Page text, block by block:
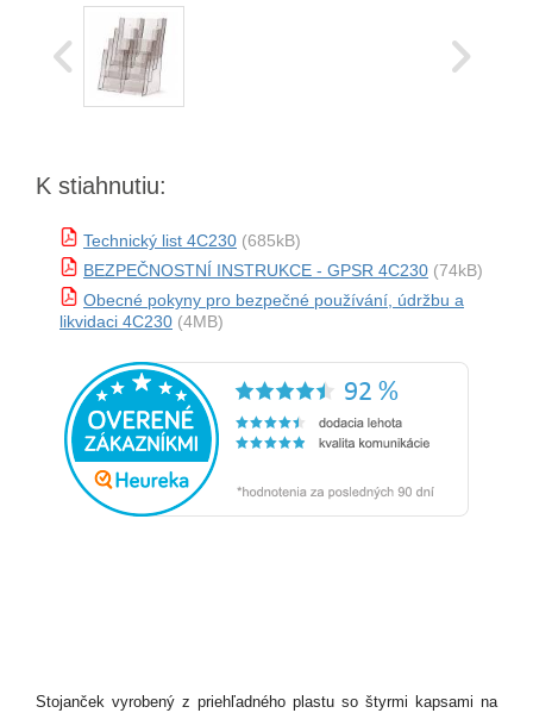
K stiahnutiu:
Technický list 4C230 (685kB)
BEZPEČNOSTNÍ INSTRUKCE - GPSR 4C230 (74kB)
Obecné pokyny pro bezpečné používání, údržbu a
likvidaci 4C230 (4MB)
Stojanček vyrobený z priehľadného plastu so štyrmi kapsami na